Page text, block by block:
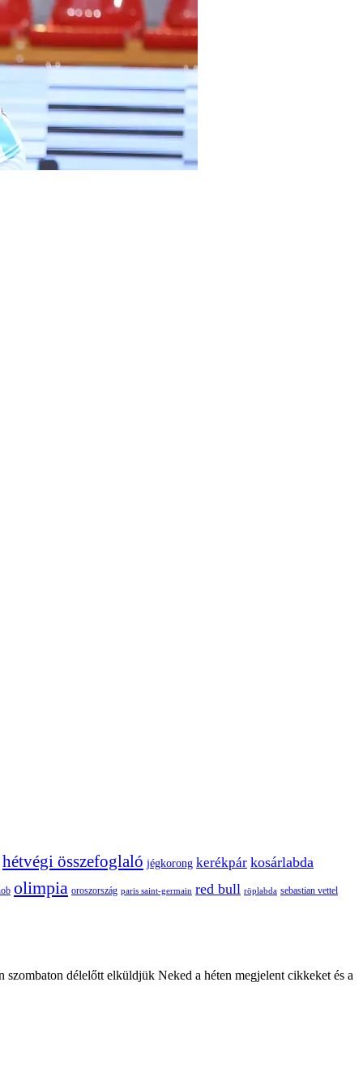
hétvégi összefoglaló jégkorong kerékpár kosárlabda
olimpia oroszország paris saint-germain red bull röplabda sebastian vettel
délelőtt elküldjük Neked a héten megjelent cikkeket és a